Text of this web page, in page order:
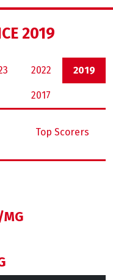
2019
2022 2019
2017
Top Scorers